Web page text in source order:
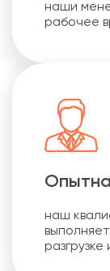
наши
рабочее
наш